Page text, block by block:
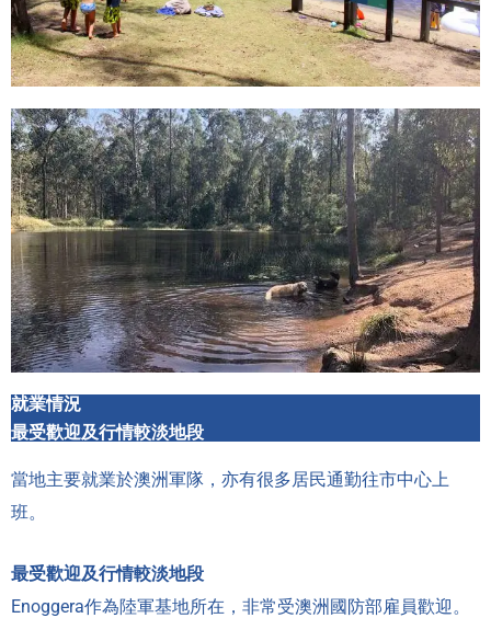
就業情況
最受歡迎及行情較淡地段
當地主要就業於澳洲軍隊，亦有很多居民通勤往市中心上
班。
最受歡迎及行情較淡地段
Enoggera作為陸軍基地所在，非常受澳洲國防部雇員歡迎。